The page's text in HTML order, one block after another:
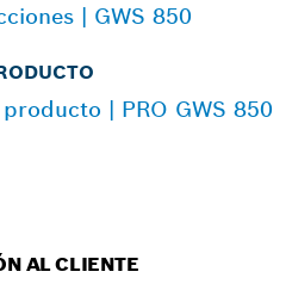
| GWS 850
| PRO GWS 850
AL CLIENTE